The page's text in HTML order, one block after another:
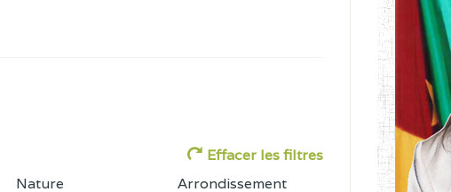
Effacer les filtres
Nature Arrondissement